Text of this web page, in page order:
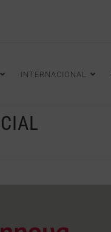
INTERNACIONAL